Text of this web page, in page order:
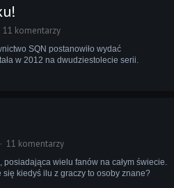
11 komentarzy
SQN postanowiło wydać
w 2012 na dwudziestolecie serii.
11 komentarzy
wielu fanów na całym świecie.
kiedyś ilu z graczy to osoby znane?